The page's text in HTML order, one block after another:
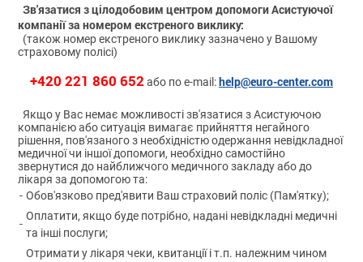
Зв'язатися з цілодобовим центром допомоги Асистуючої
компанії за номером екстреного виклику:
(також номер екстреного виклику зазначено у Вашому
страховому полісі)
+420 221 860 652 або по e-mail:help@euro-center.com
Якщо у Вас немає можливості зв'язатися з Асистуючою
компанією або ситуація вимагає прийняття негайного
рішення, пов'язаного з необхідністю одержання невідкладної
медичної чи іншої допомоги, необхідно самостійно
звернутися до найближчого медичного закладу або до
лікаря за допомогою та:
- Обов'язково пред'явити Ваш страховий поліс (Пам'ятку);
-
Оплатити, якщо буде потрібно, надані невідкладні медичні
та інші послуги;
Отримати у лікаря чеки, квитанції і т.п. належним чином